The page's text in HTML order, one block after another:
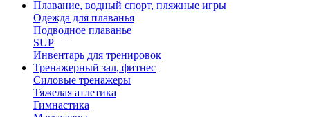
Плавание, водный спорт, пляжные игры
Одежда для плаванья
Подводное плаванье
SUP
Инвентарь для тренировок
Тренажерный зал, фитнес
Силовые тренажеры
Тяжелая атлетика
Гимнастика